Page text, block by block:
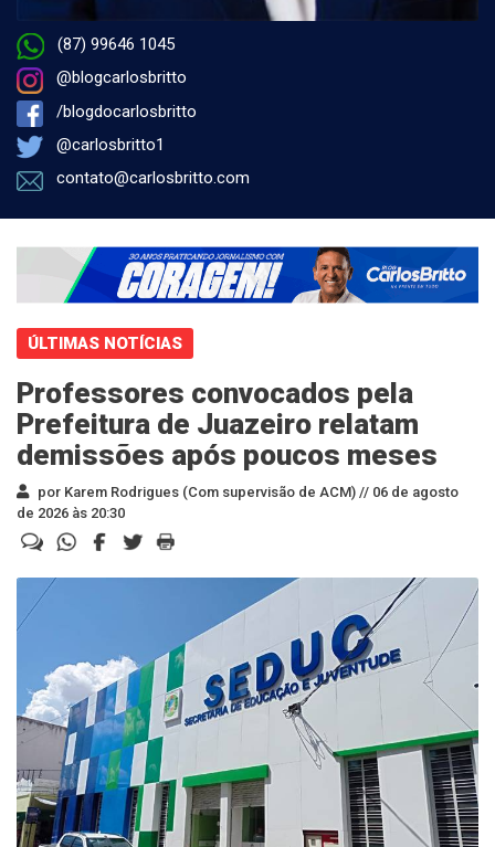
(87) 99646 1045
@blogcarlosbritto
/blogdocarlosbritto
@carlosbritto1
contato@carlosbritto.com
ÚLTIMAS NOTÍCIAS
Professores convocados pela
Prefeitura de Juazeiro relatam
demissões após poucos meses
por Karem Rodrigues (Com supervisão de ACM) // 06 de agosto
de 2026 às 20:30